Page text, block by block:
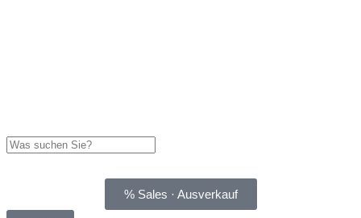
% Sales · Ausverkauf